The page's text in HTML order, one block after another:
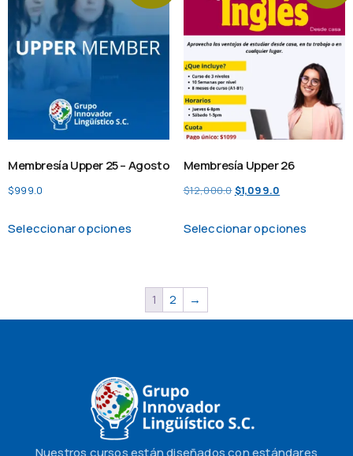
Membresía Upper 25 – Agosto
$999.0
Seleccionar opciones
Membresía Upper 26
$12,000.0 $1,099.0
Seleccionar opciones
1 2 →
Nuestros cursos están diseñados con estándares